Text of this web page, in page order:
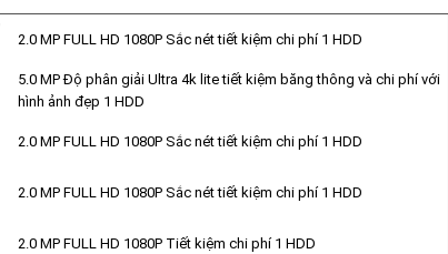
2.0 MP FULL HD 1080P Sắc nét tiết kiệm chi phí 1 HDD
5.0 MP Độ phân giải Ultra 4k lite tiết kiệm băng thông và chi phí với
hình ảnh đẹp 1 HDD
2.0 MP FULL HD 1080P Sắc nét tiết kiệm chi phí 1 HDD
2.0 MP FULL HD 1080P Sắc nét tiết kiệm chi phí 1 HDD
2.0 MP FULL HD 1080P Tiết kiệm chi phí 1 HDD